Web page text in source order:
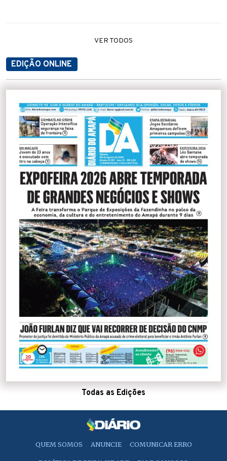
VER TODOS
EDIÇÃO ONLINE
Todas as Edições
QUEM SOMOS ANUNCIE COMUNICAR ERRO